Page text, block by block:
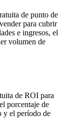
de punto de
para cubrir
e ingresos, el
volumen de
de ROI para
porcentaje de
y el período de